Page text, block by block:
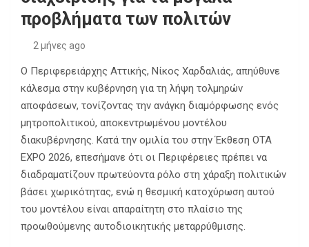
προβλήματα των πολιτών
2 μήνες ago
Ο Περιφερειάρχης Αττικής, Νίκος Χαρδαλιάς, απηύθυνε
κάλεσμα στην κυβέρνηση για τη λήψη τολμηρών
αποφάσεων, τονίζοντας την ανάγκη διαμόρφωσης ενός
μητροπολιτικού, αποκεντρωμένου μοντέλου
διακυβέρνησης. Κατά την ομιλία του στην Έκθεση ΟΤΑ
EXPO 2026, επεσήμανε ότι οι Περιφέρειες πρέπει να
διαδραματίζουν πρωτεύοντα ρόλο στη χάραξη πολιτικών
βάσει χωρικότητας, ενώ η θεσμική κατοχύρωση αυτού
του μοντέλου είναι απαραίτητη στο πλαίσιο της
προωθούμενης αυτοδιοικητικής μεταρρύθμισης.